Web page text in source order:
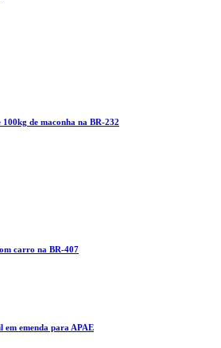
de maconha na BR-232
carro na BR-407
em emenda para APAE